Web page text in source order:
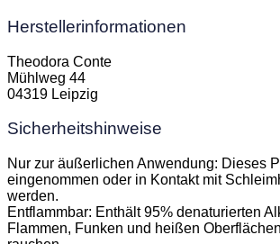
Herstellerinformationen
Theodora Conte
Mühlweg 44
04319 Leipzig
Sicherheitshinweise
Nur zur äußerlichen Anwendung: Dieses
eingenommen oder in Kontakt mit
werden.
Entflammbar: Enthält 95% denaturierten
Flammen, Funken und heißen